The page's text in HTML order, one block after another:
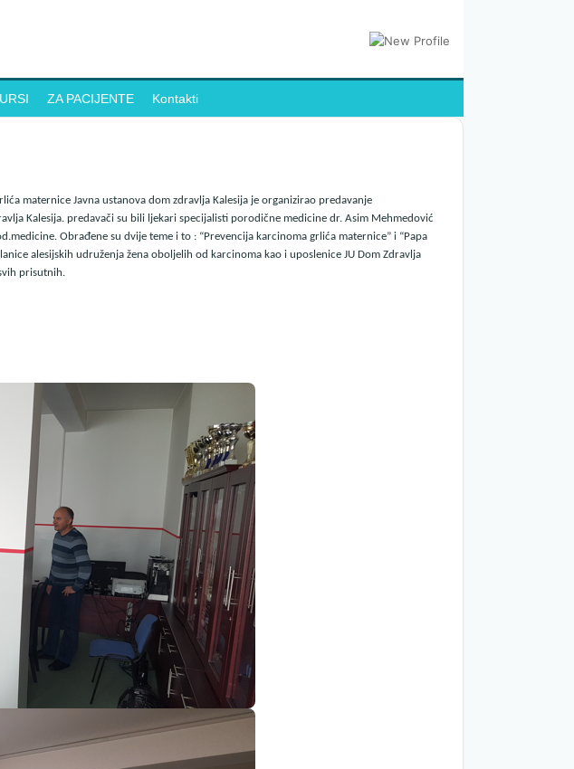
ZA PACIJENTE Kontakti
maternice Javna ustanova dom zdravlja Kalesija je organizirao predavanje
Kalesija. predavači su bili ljekari specijalisti porodične medicine dr. Asim Mehmedović
Obrađene su dvije teme i to : “Prevencija karcinoma grlića maternice” i “Papa
alesijskih udruženja žena oboljelih od karcinoma kao i uposlenice JU Dom Zdravlja
prisutnih.